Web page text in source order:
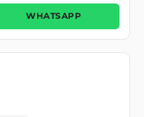
WHATSAPP